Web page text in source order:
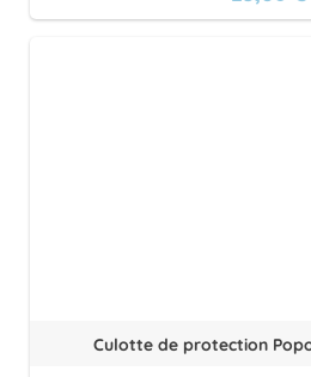
Culotte de protection